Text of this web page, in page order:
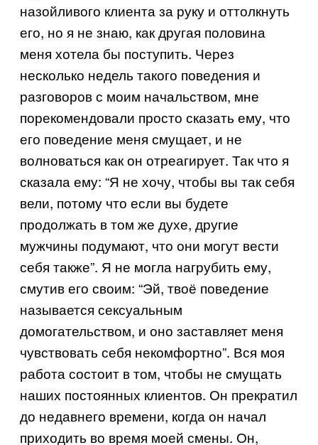
назойливого клиента за руку и оттолкнуть
его, но я не знаю, как другая половина
меня хотела бы поступить. Через
несколько недель такого поведения и
разговоров с моим начальством, мне
порекомендовали просто сказать ему, что
его поведение меня смущает, и не
волноваться как он отреагирует. Так что я
сказала ему: “Я не хочу, чтобы вы так себя
вели, потому что если вы будете
продолжать в том же духе, другие
мужчины подумают, что они могут вести
себя также”. Я не могла нагрубить ему,
смутив его своим: “Эй, твоё поведение
называется сексуальным
домогательством, и оно заставляет меня
чувствовать себя некомфортно”. Вся моя
работа состоит в том, чтобы не смущать
наших постоянных клиентов. Он прекратил
до недавнего времени, когда он начал
приходить во время моей смены. Он,